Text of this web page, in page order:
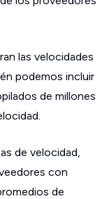
las velocidades
podemos incluir
de millones
de velocidad,
con
de